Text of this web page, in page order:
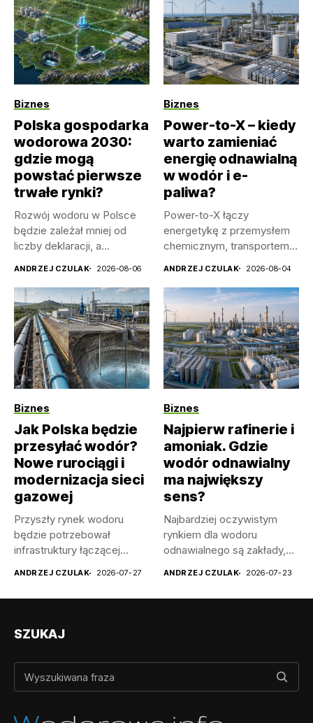
Biznes
Polska gospodarka
wodorowa 2030:
gdzie mogą
powstać pierwsze
trwałe rynki?
Rozwój wodoru w Polsce
będzie zależał mniej od
liczby deklaracji, a
ANDRZEJ CZULAK 2026-08-06
Biznes
Power-to-X – kiedy
warto zamieniać
energię odnawialną
w wodór i e-
paliwa?
Power-to-X łączy
energetykę z przemysłem
chemicznym, transportem i
ANDRZEJ CZULAK 2026-08-04
Biznes
Jak Polska będzie
przesyłać wodór?
Nowe rurociągi i
modernizacja sieci
gazowej
Przyszły rynek wodoru
będzie potrzebował
infrastruktury łączącej
ANDRZEJ CZULAK 2026-07-27
Biznes
Najpierw rafinerie i
amoniak. Gdzie
wodór odnawialny
ma największy
sens?
Najbardziej oczywistym
rynkiem dla wodoru
odnawialnego są zakłady,
ANDRZEJ CZULAK 2026-07-23
SZUKAJ